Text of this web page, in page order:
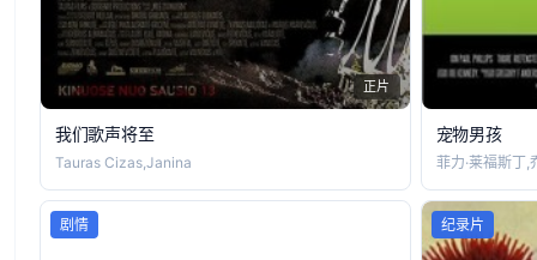
正片
我们歌声将至
Tauras Cizas,Janina
宠物男孩
菲力·莱福斯丁,
剧情 纪录片